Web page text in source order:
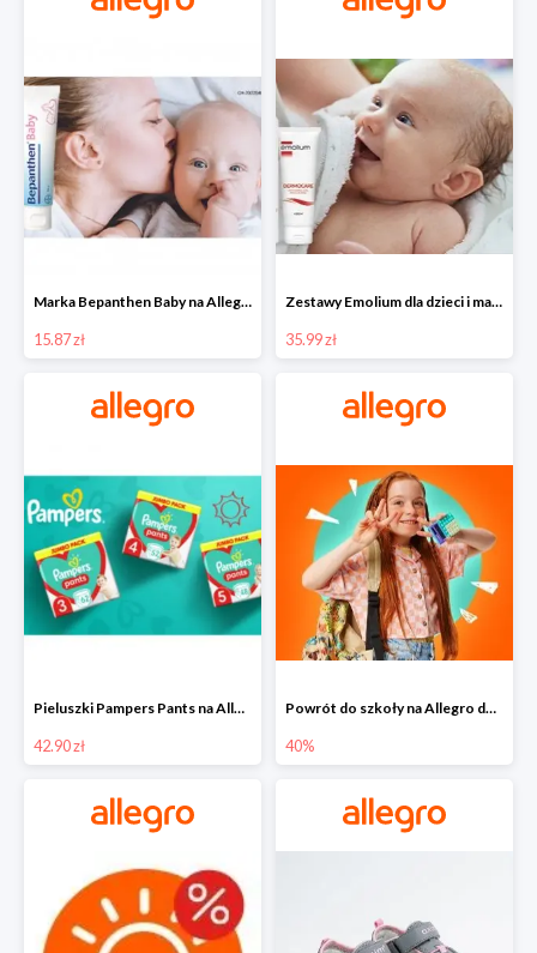
Marka Bepanthen Baby na Allegro od 15,87 zł!
15.87 zł
Zestawy Emolium dla dzieci i mam na Allegro od 35,99 zł
35.99 zł
Pieluszki Pampers Pants na Allegro od 42,90 zł
42.90 zł
Powrót do szkoły na Allegro do -40%
40%